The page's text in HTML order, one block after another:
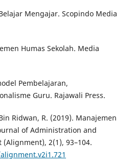
Mengajar. Scopindo Media
Humas Sekolah. Media
Pembelajaran,
Guru. Rajawali Press.
Ridwan, R. (2019). Manajemen
of Administration and
2(1), 93–104.